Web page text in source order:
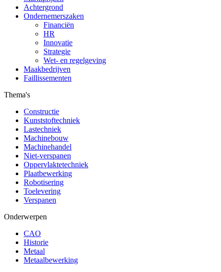
Achtergrond
Ondernemerszaken
Financiën
HR
Innovatie
Strategie
Wet- en regelgeving
Maakbedrijven
Faillissementen
Thema's
Constructie
Kunststoftechniek
Lastechniek
Machinebouw
Machinehandel
Niet-verspanen
Oppervlaktetechniek
Plaatbewerking
Robotisering
Toelevering
Verspanen
Onderwerpen
CAO
Historie
Metaal
Metaalbewerking